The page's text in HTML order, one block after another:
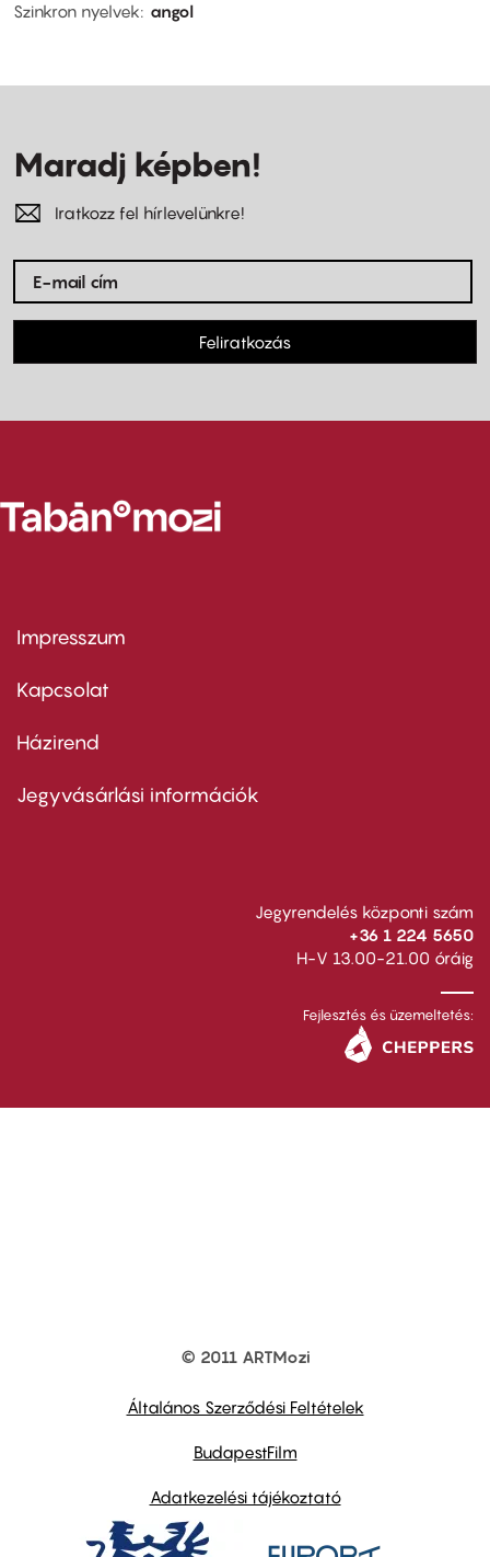
Szinkron nyelvek
angol
Maradj képben!
Iratkozz fel hírlevelünkre!
Feliratkozás
Footer
first
Impresszum
Kapcsolat
Footer
second
Házirend
Jegyvásárlási információk
Jegyrendelés központi szám
+36 1 224 5650
H-V 13.00-21.00 óráig
Fejlesztés és üzemeltetés:
© 2011 ARTMozi
Általános Szerződési Feltételek
BudapestFilm
Adatkezelési tájékoztató